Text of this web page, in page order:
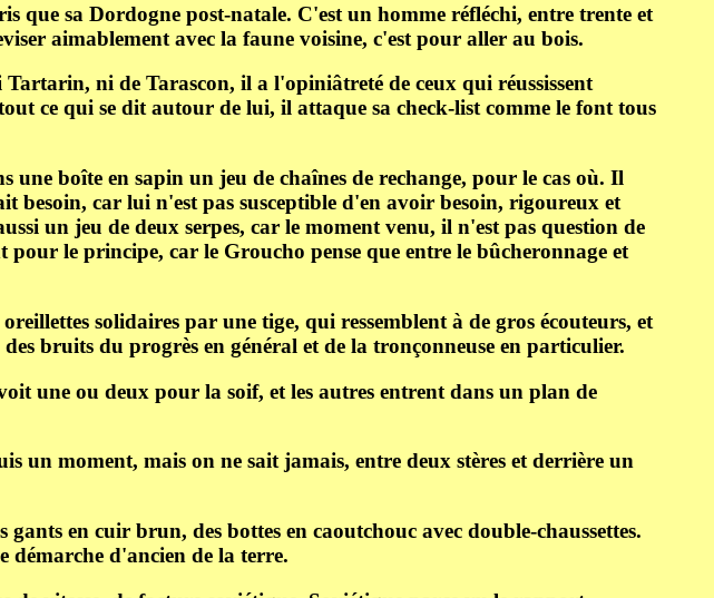
que sa Dordogne post-natale. C'est un homme réfléchi, entre trente et
aimablement avec la faune voisine, c'est pour aller au bois.
ni de Tarascon, il a l'opiniâtreté de ceux qui réussissent
ce qui se dit autour de lui, il attaque sa check-list comme le font tous
boîte en sapin un jeu de chaînes de rechange, pour le cas où. Il
besoin, car lui n'est pas susceptible d'en avoir besoin, rigoureux et
un jeu de deux serpes, car le moment venu, il n'est pas question de
le principe, car le Groucho pense que entre le bûcheronnage et
solidaires par une tige, qui ressemblent à de gros écouteurs, et
bruits du progrès en général et de la tronçonneuse en particulier.
une ou deux pour la soif, et les autres entrent dans un plan de
un moment, mais on ne sait jamais, entre deux stères et derrière un
en cuir brun, des bottes en caoutchouc avec double-chaussettes.
démarche d'ancien de la terre.